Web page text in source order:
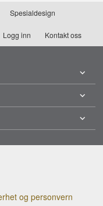
Spesialdesign
Logg inn Kontakt oss
og personvern